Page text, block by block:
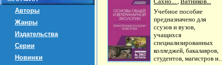
Авторы
Жанры
Издательства
Серии
Новинки
Учебное пособие
предназначено для
ссузов и вузов,
учащихся
специализированных
колледжей, бакалавров,
студентов, магистров